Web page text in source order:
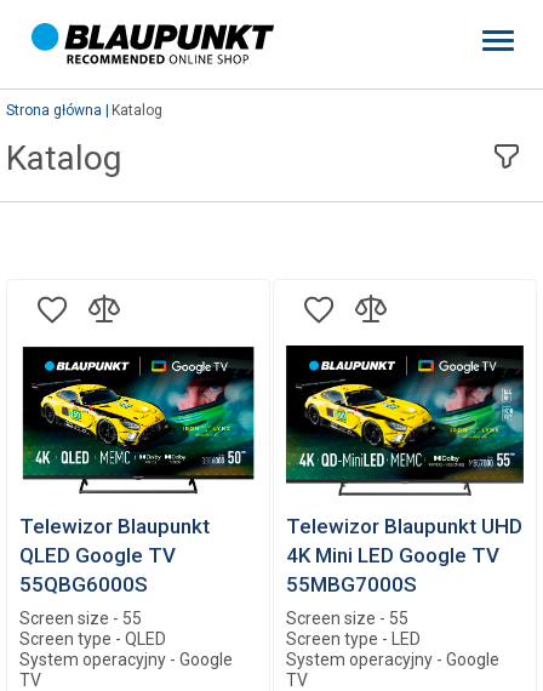
Strona główna Katalog
Katalog
Telewizor Blaupunkt
QLED Google TV
55QBG6000S
Screen size - 55
Screen type - QLED
System operacyjny - Google
TV
Telewizor Blaupunkt UHD
4K Mini LED Google TV
55MBG7000S
Screen size - 55
Screen type - LED
System operacyjny - Google
TV